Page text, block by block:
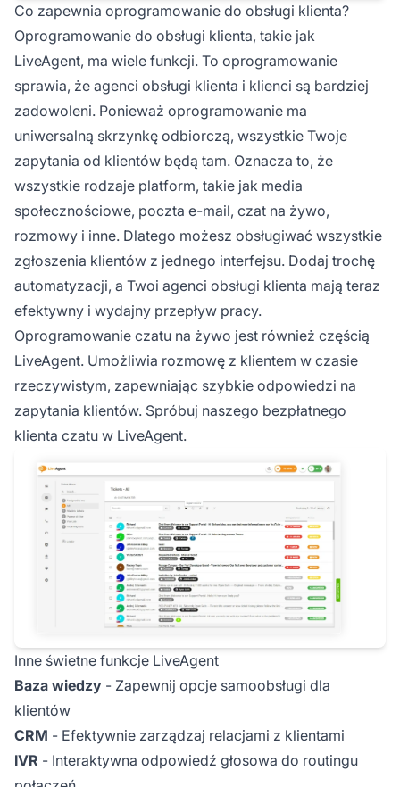
Co zapewnia oprogramowanie do obsługi klienta?
Oprogramowanie do obsługi klienta, takie jak
LiveAgent, ma wiele funkcji. To oprogramowanie
sprawia, że agenci obsługi klienta i klienci są bardziej
zadowoleni. Ponieważ oprogramowanie ma
uniwersalną skrzynkę odbiorczą, wszystkie Twoje
zapytania od klientów będą tam. Oznacza to, że
wszystkie rodzaje platform, takie jak media
społecznościowe, poczta e-mail, czat na żywo,
rozmowy i inne. Dlatego możesz obsługiwać wszystkie
zgłoszenia klientów z jednego interfejsu. Dodaj trochę
automatyzacji, a Twoi agenci obsługi klienta mają teraz
efektywny i wydajny przepływ pracy.
Oprogramowanie czatu na żywo jest również częścią
LiveAgent. Umożliwia rozmowę z klientem w czasie
rzeczywistym, zapewniając szybkie odpowiedzi na
zapytania klientów. Spróbuj naszego bezpłatnego
klienta czatu w LiveAgent.
Inne świetne funkcje LiveAgent
Baza wiedzy - Zapewnij opcje samoobsługi dla
klientów
CRM - Efektywnie zarządzaj relacjami z klientami
IVR - Interaktywna odpowiedź głosowa do routingu